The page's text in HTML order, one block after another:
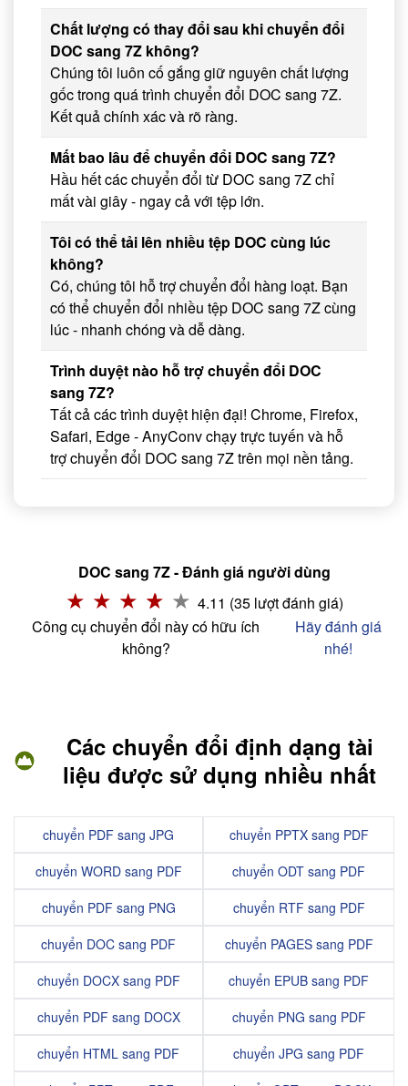
Chất lượng có thay đổi sau khi chuyển đổi
DOC sang 7Z không?
Chúng tôi luôn cố gắng giữ nguyên chất lượng
gốc trong quá trình chuyển đổi DOC sang 7Z.
Kết quả chính xác và rõ ràng.
Mất bao lâu để chuyển đổi DOC sang 7Z?
Hầu hết các chuyển đổi từ DOC sang 7Z chỉ
mất vài giây - ngay cả với tệp lớn.
Tôi có thể tải lên nhiều tệp DOC cùng lúc
không?
Có, chúng tôi hỗ trợ chuyển đổi hàng loạt. Bạn
có thể chuyển đổi nhiều tệp DOC sang 7Z cùng
lúc - nhanh chóng và dễ dàng.
Trình duyệt nào hỗ trợ chuyển đổi DOC
sang 7Z?
Tất cả các trình duyệt hiện đại! Chrome, Firefox,
Safari, Edge - AnyConv chạy trực tuyến và hỗ
trợ chuyển đổi DOC sang 7Z trên mọi nền tảng.
DOC sang 7Z - Đánh giá người dùng
4.11 (35 lượt đánh giá)
Công cụ chuyển đổi này có hữu ích
không?
Hãy đánh giá
nhé!
Các chuyển đổi định dạng tài
liệu được sử dụng nhiều nhất
chuyển PDF sang JPG
chuyển WORD sang PDF
chuyển PDF sang PNG
chuyển DOC sang PDF
chuyển DOCX sang PDF
chuyển PDF sang DOCX
chuyển HTML sang PDF
chuyển PPTX sang PDF
chuyển ODT sang PDF
chuyển RTF sang PDF
chuyển PAGES sang PDF
chuyển EPUB sang PDF
chuyển PNG sang PDF
chuyển JPG sang PDF